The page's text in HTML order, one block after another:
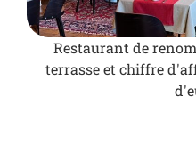
Restaurant de
terrasse et chiffre